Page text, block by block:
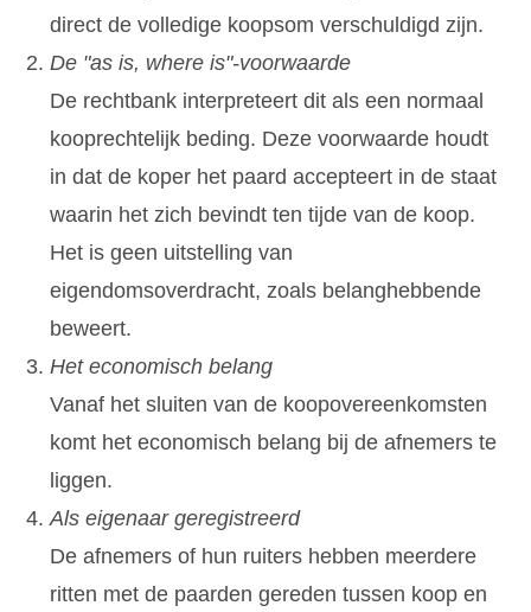
direct de volledige koopsom verschuldigd zijn.
De "as is, where is"-voorwaarde
De rechtbank interpreteert dit als een normaal
kooprechtelijk beding. Deze voorwaarde houdt
in dat de koper het paard accepteert in de staat
waarin het zich bevindt ten tijde van de koop.
Het is geen uitstelling van
eigendomsoverdracht, zoals belanghebbende
beweert.
Het economisch belang
Vanaf het sluiten van de koopovereenkomsten
komt het economisch belang bij de afnemers te
liggen.
Als eigenaar geregistreerd
De afnemers of hun ruiters hebben meerdere
ritten met de paarden gereden tussen koop en